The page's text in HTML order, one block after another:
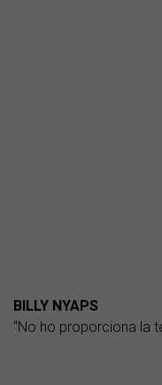
BILLY NYAPS
“No ho proporciona la